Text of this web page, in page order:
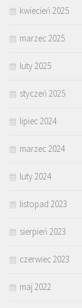
kwiecień 2025
marzec 2025
luty 2025
styczeń 2025
lipiec 2024
marzec 2024
luty 2024
listopad 2023
sierpień 2023
czerwiec 2023
maj 2022